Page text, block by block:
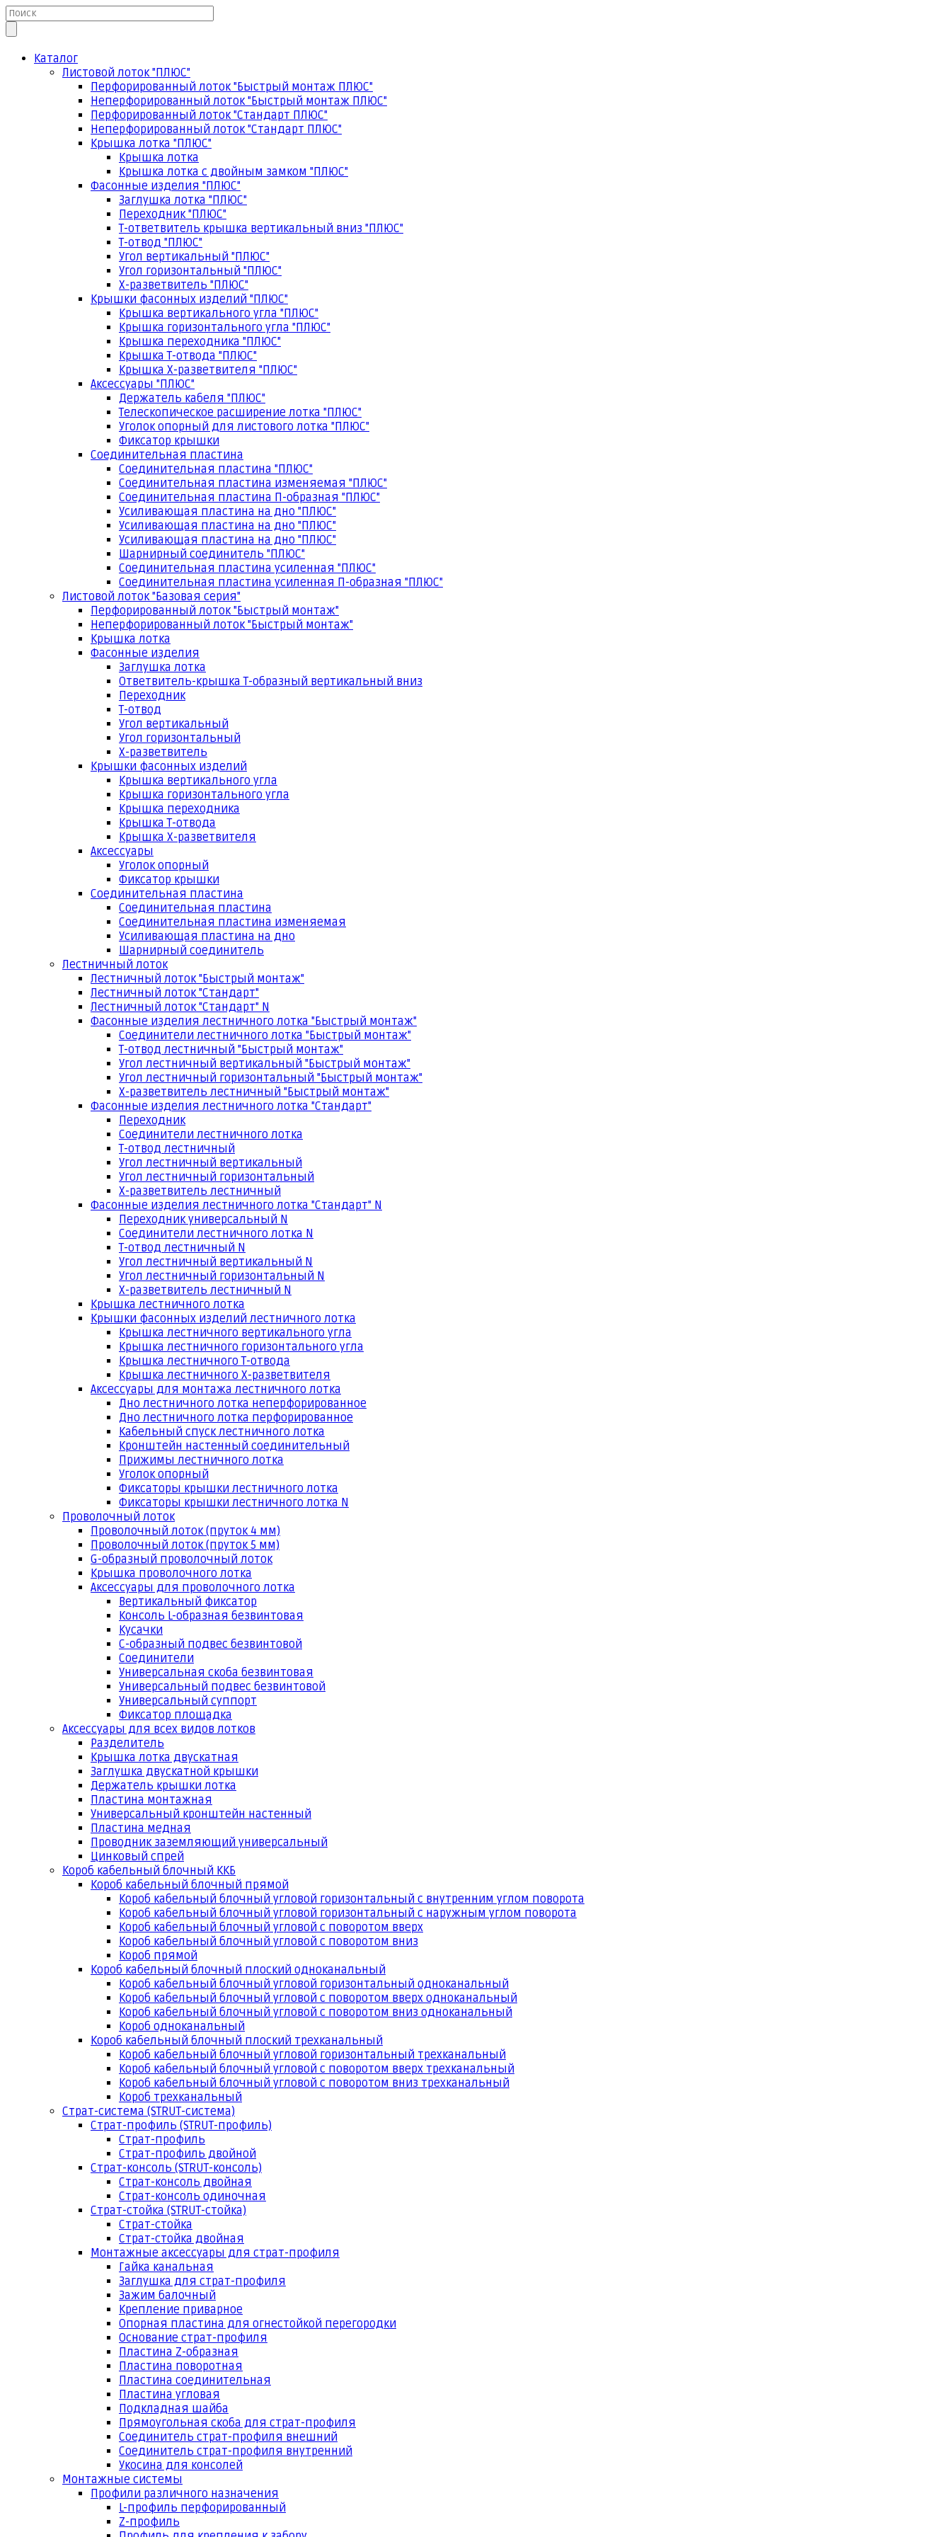
Каталог
Листовой лоток "ПЛЮС"
Перфорированный лоток "Быстрый монтаж ПЛЮС"
Неперфорированный лоток "Быстрый монтаж ПЛЮС"
Перфорированный лоток "Стандарт ПЛЮС"
Неперфорированный лоток "Стандарт ПЛЮС"
Крышка лотка "ПЛЮС"
Крышка лотка
Крышка лотка с двойным замком "ПЛЮС"
Фасонные изделия "ПЛЮС"
Заглушка лотка "ПЛЮС"
Переходник "ПЛЮС"
Т-ответвитель крышка вертикальный вниз "ПЛЮС"
Т-отвод "ПЛЮС"
Угол вертикальный "ПЛЮС"
Угол горизонтальный "ПЛЮС"
Х-разветвитель "ПЛЮС"
Крышки фасонных изделий "ПЛЮС"
Крышка вертикального угла "ПЛЮС"
Крышка горизонтального угла "ПЛЮС"
Крышка переходника "ПЛЮС"
Крышка Т-отвода "ПЛЮС"
Крышка Х-разветвителя "ПЛЮС"
Аксессуары "ПЛЮС"
Держатель кабеля "ПЛЮС"
Телескопическое расширение лотка "ПЛЮС"
Уголок опорный для листового лотка "ПЛЮС"
Фиксатор крышки
Соединительная пластина
Соединительная пластина "ПЛЮС"
Соединительная пластина изменяемая "ПЛЮС"
Соединительная пластина П-образная "ПЛЮС"
Усиливающая пластина на дно "ПЛЮС"
Усиливающая пластина на дно "ПЛЮС"
Усиливающая пластина на дно "ПЛЮС"
Шарнирный соединитель "ПЛЮС"
Соединительная пластина усиленная "ПЛЮС"
Соединительная пластина усиленная П-образная "ПЛЮС"
Листовой лоток "Базовая серия"
Перфорированный лоток "Быстрый монтаж"
Неперфорированный лоток "Быстрый монтаж"
Крышка лотка
Фасонные изделия
Заглушка лотка
Ответвитель-крышка Т-образный вертикальный вниз
Переходник
Т-отвод
Угол вертикальный
Угол горизонтальный
Х-разветвитель
Крышки фасонных изделий
Крышка вертикального угла
Крышка горизонтального угла
Крышка переходника
Крышка Т-отвода
Крышка Х-разветвителя
Аксессуары
Уголок опорный
Фиксатор крышки
Соединительная пластина
Соединительная пластина
Соединительная пластина изменяемая
Усиливающая пластина на дно
Шарнирный соединитель
Лестничный лоток
Лестничный лоток "Быстрый монтаж"
Лестничный лоток "Стандарт"
Лестничный лоток "Стандарт" N
Фасонные изделия лестничного лотка "Быстрый монтаж"
Соединители лестничного лотка "Быстрый монтаж"
Т-отвод лестничный "Быстрый монтаж"
Угол лестничный вертикальный "Быстрый монтаж"
Угол лестничный горизонтальный "Быстрый монтаж"
Х-разветвитель лестничный "Быстрый монтаж"
Фасонные изделия лестничного лотка "Стандарт"
Переходник
Соединители лестничного лотка
Т-отвод лестничный
Угол лестничный вертикальный
Угол лестничный горизонтальный
Х-разветвитель лестничный
Фасонные изделия лестничного лотка "Стандарт" N
Переходник универсальный N
Соединители лестничного лотка N
Т-отвод лестничный N
Угол лестничный вертикальный N
Угол лестничный горизонтальный N
Х-разветвитель лестничный N
Крышка лестничного лотка
Крышки фасонных изделий лестничного лотка
Крышка лестничного вертикального угла
Крышка лестничного горизонтального угла
Крышка лестничного Т-отвода
Крышка лестничного Х-разветвителя
Аксессуары для монтажа лестничного лотка
Дно лестничного лотка неперфорированное
Дно лестничного лотка перфорированное
Кабельный спуск лестничного лотка
Кронштейн настенный соединительный
Прижимы лестничного лотка
Уголок опорный
Фиксаторы крышки лестничного лотка
Фиксаторы крышки лестничного лотка N
Проволочный лоток
Проволочный лоток (пруток 4 мм)
Проволочный лоток (пруток 5 мм)
G-образный проволочный лоток
Крышка проволочного лотка
Аксессуары для проволочного лотка
Вертикальный фиксатор
Консоль L-образная безвинтовая
Кусачки
С-образный подвес безвинтовой
Соединители
Универсальная скоба безвинтовая
Универсальный подвес безвинтовой
Универсальный суппорт
Фиксатор площадка
Аксессуары для всех видов лотков
Разделитель
Крышка лотка двускатная
Заглушка двускатной крышки
Держатель крышки лотка
Пластина монтажная
Универсальный кронштейн настенный
Пластина медная
Проводник заземляющий универсальный
Цинковый спрей
Короб кабельный блочный ККБ
Короб кабельный блочный прямой
Короб кабельный блочный угловой горизонтальный с внутренним углом поворота
Короб кабельный блочный угловой горизонтальный с наружным углом поворота
Короб кабельный блочный угловой с поворотом вверх
Короб кабельный блочный угловой с поворотом вниз
Короб прямой
Короб кабельный блочный плоский одноканальный
Короб кабельный блочный угловой горизонтальный одноканальный
Короб кабельный блочный угловой с поворотом вверх одноканальный
Короб кабельный блочный угловой с поворотом вниз одноканальный
Короб одноканальный
Короб кабельный блочный плоский трехканальный
Короб кабельный блочный угловой горизонтальный трехканальный
Короб кабельный блочный угловой с поворотом вверх трехканальный
Короб кабельный блочный угловой с поворотом вниз трехканальный
Короб трехканальный
Страт-система (STRUT-система)
Страт-профиль (STRUT-профиль)
Страт-профиль
Страт-профиль двойной
Страт-консоль (STRUT-консоль)
Страт-консоль двойная
Страт-консоль одиночная
Страт-стойка (STRUT-стойка)
Страт-стойка
Страт-стойка двойная
Монтажные аксессуары для страт-профиля
Гайка канальная
Заглушка для страт-профиля
Зажим балочный
Крепление приварное
Опорная пластина для огнестойкой перегородки
Основание страт-профиля
Пластина Z-образная
Пластина поворотная
Пластина соединительная
Пластина угловая
Подкладная шайба
Прямоугольная скоба для страт-профиля
Соединитель страт-профиля внешний
Соединитель страт-профиля внутренний
Укосина для консолей
Монтажные системы
Профили различного назначения
L-профиль перфорированный
Z-профиль